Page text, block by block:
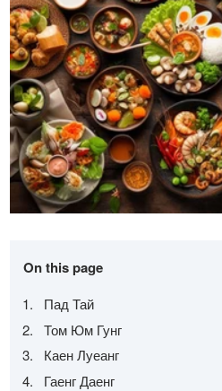
On this page
Пад Тай
Том Юм Гунг
Каен Луеанг
Гаенг Даенг